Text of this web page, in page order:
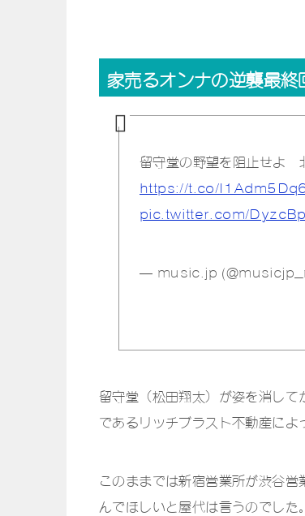
家売るオンナの逆襲最
留守堂の野望を阻止せよ
https://t.co/
pic.twitter.com/
— music.jp
留守堂（松田翔太）が姿を消し
であるリッチブラスト不動産によ
このままでは新宿営業所が渋谷
んでほしいと屋代は言うのでした。